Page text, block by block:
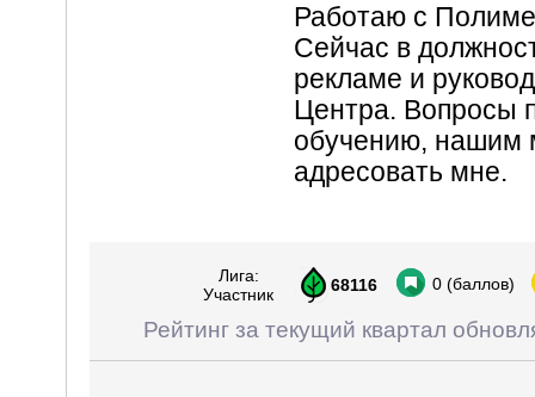
Работаю с
Сейчас в
рекламе и
Центра. Вопросы
обучению, нашим
адресовать мне.
Лига:
Участник
68116 0 (баллов)
Рейтинг за текущий квартал